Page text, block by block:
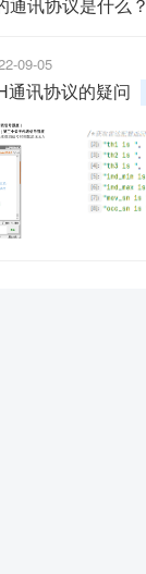
09-05
通讯协议的疑问